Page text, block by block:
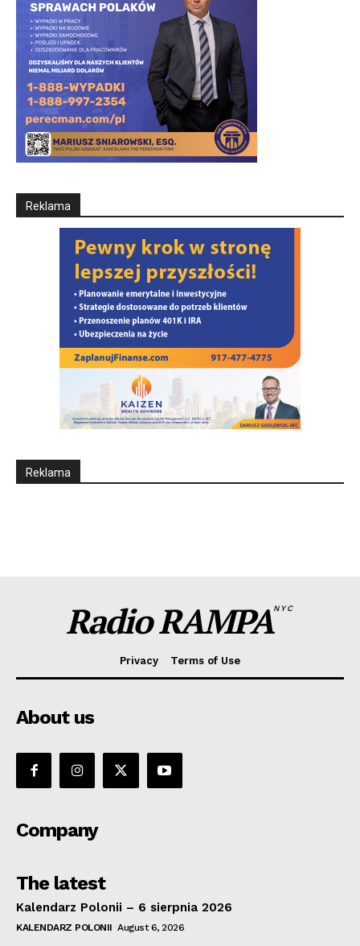
Reklama
Reklama
Radio RAMPANYC
Privacy Terms of Use
About us
Company
The latest
Kalendarz Polonii – 6 sierpnia 2026
KALENDARZ POLONII August 6, 2026